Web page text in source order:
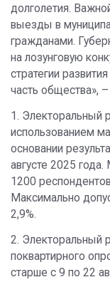
долголетия.
выезды в
гражданами.
на лозунговую
стратегии
часть общества»,
1. Электоральный
использованием
основании
августе 2025
1200
Максимально
2,9%.
2. Электоральный
поквартирного
старше с 9 по 22